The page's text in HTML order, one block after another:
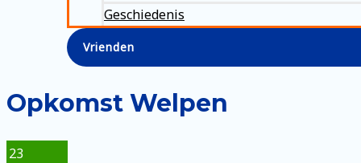
Geschiedenis
Vrienden
Opkomst Welpen
23